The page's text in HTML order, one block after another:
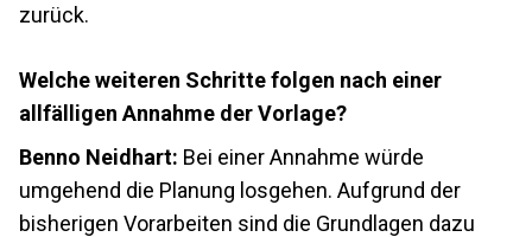
zurück.
Welche weiteren Schritte folgen nach einer
allfälligen Annahme der Vorlage?
Benno Neidhart: Bei einer Annahme würde
umgehend die Planung losgehen. Aufgrund der
bisherigen Vorarbeiten sind die Grundlagen dazu